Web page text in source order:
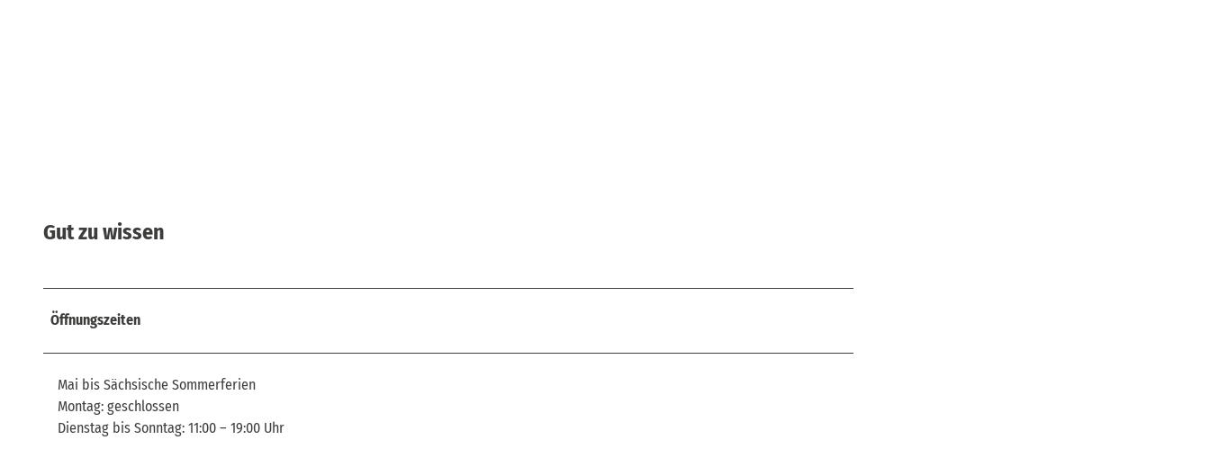
Gut zu wissen
Öffnungszeiten
Mai bis Sächsische Sommerferien
Montag: geschlossen
Dienstag bis Sonntag: 11:00 – 19:00 Uhr